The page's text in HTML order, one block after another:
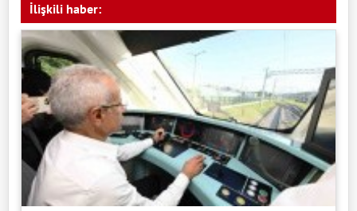
İlişkili haber: